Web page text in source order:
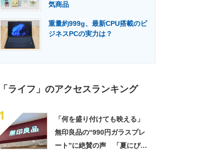
気商品
重量約999g、最新CPU搭載のビ
ジネスPCの実力は？
「ライフ」のアクセスランキング
「何を盛り付けても映える」
無印良品の“990円ガラスプレ
ート”に絶賛の声 「夏にぴっ